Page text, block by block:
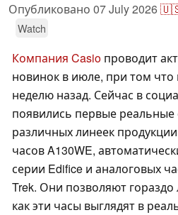
Опубликовано 07 July 2026
Watch
Компания Casio проводит
новинок в июле, при том что
неделю назад. Сейчас в
появились первые
различных линеек
часов A130WE,
серии Edifice и аналоговых
Trek. Они позволяют
как эти часы выглядят в